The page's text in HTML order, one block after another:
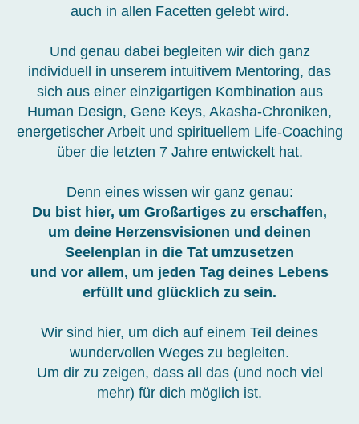
auch in allen Facetten gelebt wird.
Und genau dabei begleiten wir dich ganz
individuell in unserem intuitivem Mentoring, das
sich aus einer einzigartigen Kombination aus
Human Design, Gene Keys, Akasha-Chroniken,
energetischer Arbeit und spirituellem Life-Coaching
über die letzten 7 Jahre entwickelt hat.
Denn eines wissen wir ganz genau:
Du bist hier, um Großartiges zu erschaffen,
um deine Herzensvisionen und deinen
Seelenplan in die Tat umzusetzen
und vor allem, um jeden Tag deines Lebens
erfüllt und glücklich zu sein.
Wir sind hier, um dich auf einem Teil deines
wundervollen Weges zu begleiten.
Um dir zu zeigen, dass all das (und noch viel
mehr) für dich möglich ist.